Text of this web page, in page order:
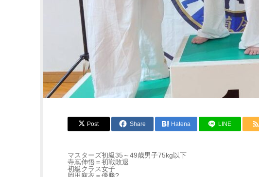
Post Share Hatena LINE
マスターズ初級35～49歳男子75kg以下
寺嶌伸悟＝初戦敗退
初級クラス女子